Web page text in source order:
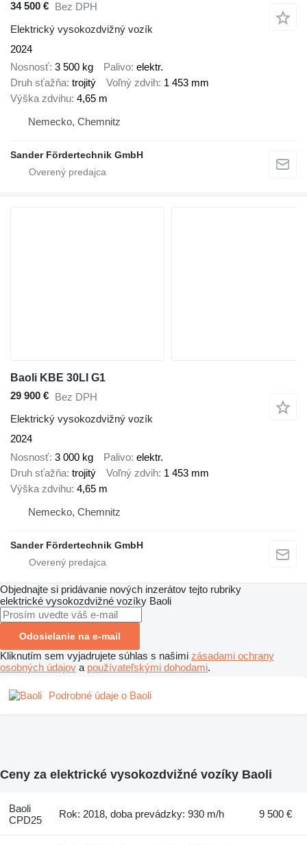
34 500 € Bez DPH
Elektrický vysokozdvižný vozík
2024
Nosnosť 3 500 kg Palivo elektr.
Druh sťažňa trojitý Voľný zdvih 1 453 mm
Výška zdvihu 4,65 m
Nemecko, Chemnitz
Sander Fördertechnik GmbH
Baoli KBE 30LI G1
29 900 € Bez DPH
Elektrický vysokozdvižný vozík
2024
Nosnosť 3 000 kg Palivo elektr.
Druh sťažňa trojitý Voľný zdvih 1 453 mm
Výška zdvihu 4,65 m
Nemecko, Chemnitz
Sander Fördertechnik GmbH
Objednajte si pridávanie nových inzerátov tejto rubriky
elektrické vysokozdvižné vozíky Baoli
Odosielanie na e-mail
Kliknutím sem vyjadrujete súhlas s našimi zásadami ochrany
osobných údajov a používateľskými dohodami.
Podrobné údaje o Baoli
Ceny za elektrické vysokozdvižné vozíky Baoli
Baoli
CPD25
Rok: 2018, doba prevádzky: 930 m/h 9 500 €